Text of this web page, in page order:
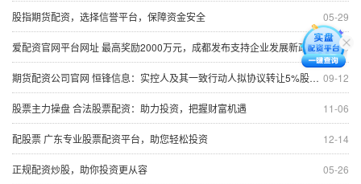
05-29
股指期货配资，选择信誉平台，保障资金安全
09-10
爱配资官网平台网址 最高奖励2000万元，成都发布支持企业发展新政
09-12
期货配资公司官网 恒锋信息：实控人及其一致行动人拟协议转让5%股份 转让价格为7.18元/股
11-06
股票主力操盘 合法股票配资：助力投资，把握财富机遇
12-14
配股票 广东专业股票配资平台，助您轻松投资
05-26
正规配资炒股，助你投资更从容